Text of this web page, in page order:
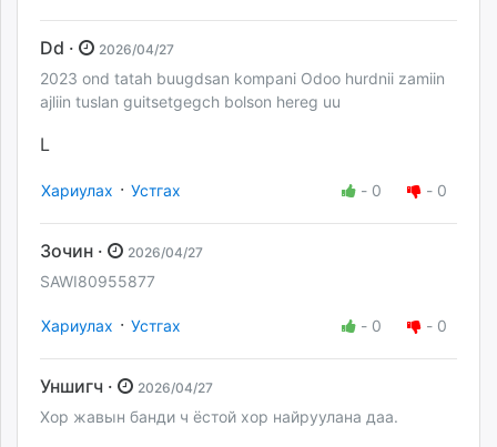
Dd · 2026/04/27
2023 ond tatah buugdsan kompani Odoo hurdnii zamiin
ajliin tuslan guitsetgegch bolson hereg uu
L
Хариулах · Устгах - 0 - 0
Зочин · 2026/04/27
SAWI80955877
Хариулах · Устгах - 0 - 0
Уншигч · 2026/04/27
Хор жавын банди ч ёстой хор найруулана даа.